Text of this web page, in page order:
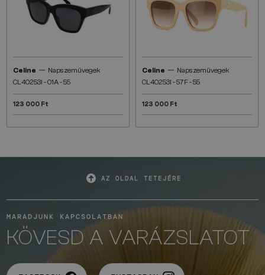
Celine — Napszemüvegek
CL40253I - 01A - 55
123 000 Ft
Celine — Napszemüvegek
CL40253I - 57F - 55
123 000 Ft
AZ OLDAL TETEJÉRE
MARADJUNK KAPCSOLATBAN
KÖVESD A VARÁZSLATOT